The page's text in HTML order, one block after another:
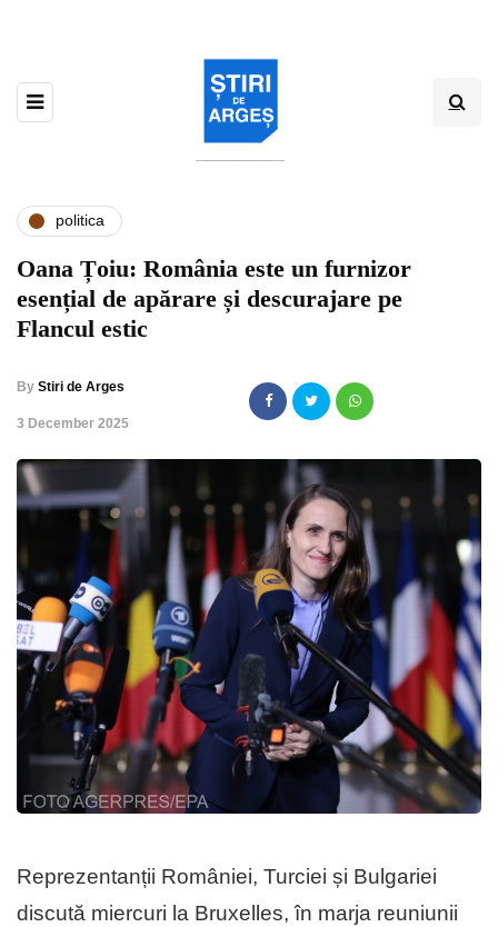
politica
Oana Țoiu: România este un furnizor
esențial de apărare și descurajare pe
Flancul estic
By Stiri de Arges
,3 December 2025
Reprezentanții României, Turciei și Bulgariei
discută miercuri la Bruxelles, în marja reuniunii